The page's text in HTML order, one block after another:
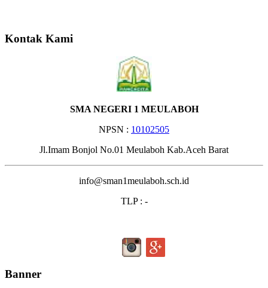
Kontak Kami
SMA NEGERI 1 MEULABOH
NPSN : 10102505
Jl.Imam Bonjol No.01 Meulaboh Kab.Aceh Barat
info@sman1meulaboh.sch.id
TLP : -
Banner